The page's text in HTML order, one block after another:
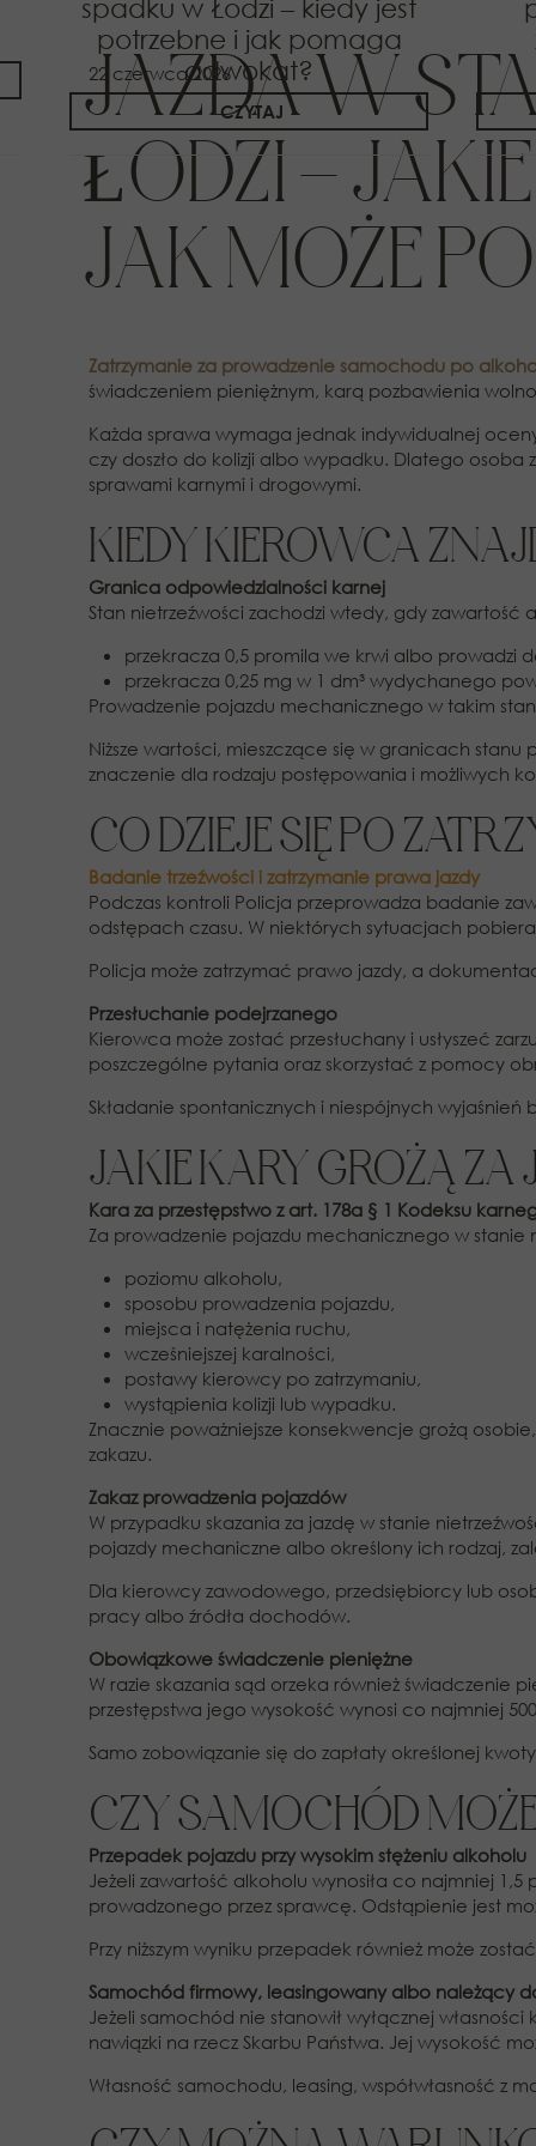
spadku w Łodzi – kiedy jest
potrzebne i jak pomaga
adwokat?
CZYTAJ
JAZDA W
ŁODZI –
JAK MOŻE
Zatrzymanie za prowadzenie samochodu po
świadczeniem pieniężnym, karą pozbawienia
Każda sprawa wymaga jednak indywidualnej
czy doszło do kolizji albo wypadku. Dlatego
sprawami karnymi i drogowymi.
KIEDY KIEROWCA
Granica odpowiedzialności karnej
Stan nietrzeźwości zachodzi wtedy, gdy zawartość
przekracza 0,5 promila we krwi albo prowadzi
przekracza 0,25 mg w 1 dm³ wydychanego
Prowadzenie pojazdu mechanicznego w takim
Niższe wartości, mieszczące się w granicach
znaczenie dla rodzaju postępowania i możliwych
CO DZIEJE SIĘ PO
Badanie trzeźwości i zatrzymanie prawa jazdy
Podczas kontroli Policja przeprowadza badanie
odstępach czasu. W niektórych sytuacjach
Policja może zatrzymać prawo jazdy, a
Przesłuchanie podejrzanego
Kierowca może zostać przesłuchany i usłyszeć
poszczególne pytania oraz skorzystać z pomocy
Składanie spontanicznych i niespójnych
JAKIE KARY GROŻĄ
Kara za przestępstwo z art. 178a § 1 Kodeksu
Za prowadzenie pojazdu mechanicznego w stanie
poziomu alkoholu,
sposobu prowadzenia pojazdu,
miejsca i natężenia ruchu,
wcześniejszej karalności,
postawy kierowcy po zatrzymaniu,
wystąpienia kolizji lub wypadku.
Znacznie poważniejsze konsekwencje grożą
zakazu.
Zakaz prowadzenia pojazdów
W przypadku skazania za jazdę w stanie
pojazdy mechaniczne albo określony ich rodzaj,
Dla kierowcy zawodowego, przedsiębiorcy lub
pracy albo źródła dochodów.
Obowiązkowe świadczenie pieniężne
W razie skazania sąd orzeka również świadczenie
przestępstwa jego wysokość wynosi co najmniej
Samo zobowiązanie się do zapłaty określonej
CZY SAMOCHÓD
Przepadek pojazdu przy wysokim stężeniu alkoholu
Jeżeli zawartość alkoholu wynosiła co najmniej
prowadzonego przez sprawcę. Odstąpienie jest
Przy niższym wyniku przepadek również może
Samochód firmowy, leasingowany albo należący
Jeżeli samochód nie stanowił wyłącznej
nawiązki na rzecz Skarbu Państwa. Jej wysokość
Własność samochodu, leasing, współwłasność
22 czerwca 2026